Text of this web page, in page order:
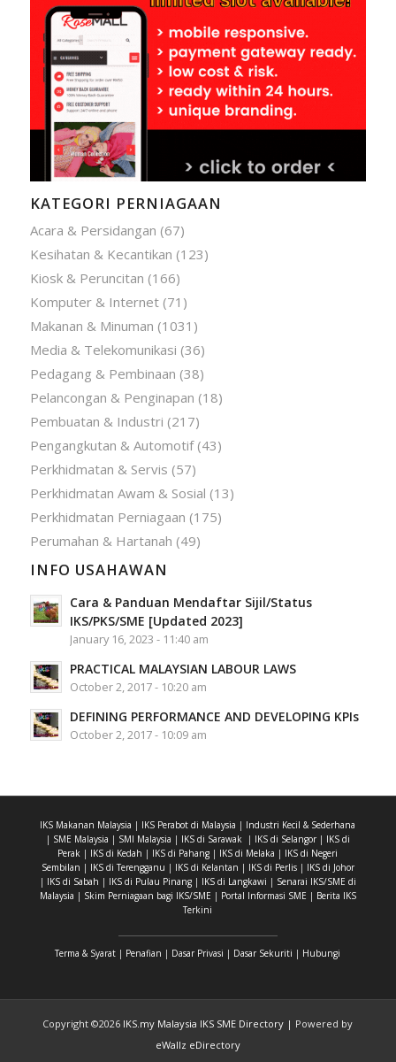
KATEGORI PERNIAGAAN
Acara & Persidangan (67)
Kesihatan & Kecantikan (123)
Kiosk & Peruncitan (166)
Komputer & Internet(71)
Makanan & Minuman (1031)
Media & Telekomunikasi (36)
Pedagang & Pembinaan (38)
Pelancongan & Penginapan (18)
Pembuatan & Industri (217)
Pengangkutan & Automotif(43)
Perkhidmatan & Servis (57)
Perkhidmatan Awam & Sosial (13)
Perkhidmatan Perniagaan (175)
Perumahan & Hartanah (49)
INFO USAHAWAN
Cara & Panduan Mendaftar Sijil/Status
IKS/PKS/SME [Updated 2023]
January 16, 2023 - 11:40 am
PRACTICAL MALAYSIAN LABOUR LAWS
October 2, 2017 - 10:20 am
DEFINING PERFORMANCE AND DEVELOPING KPIs
October 2, 2017 - 10:09 am
IKS Makanan Malaysia | IKS Perabot di Malaysia | Industri Kecil & Sederhana
| SME Malaysia | SMI Malaysia | IKS di Sarawak | IKS di Selangor| IKS di
Perak | IKS di Kedah | IKS di Pahang | IKS di Melaka | IKS di Negeri
Sembilan | IKS di Terengganu | IKS di Kelantan | IKS di Perlis| IKS di Johor
| IKS di Sabah | IKS di Pulau Pinang| IKS di Langkawi | Senarai IKS/SME di
Malaysia | Skim Perniagaan bagi IKS/SME | Portal Informasi SME | Berita IKS
Terkini
Terma & Syarat | Penafian | Dasar Privasi | Dasar Sekuriti | Hubungi
Copyright ©2026 IKS.my Malaysia IKS SME Directory | Powered by
eWallz eDirectory